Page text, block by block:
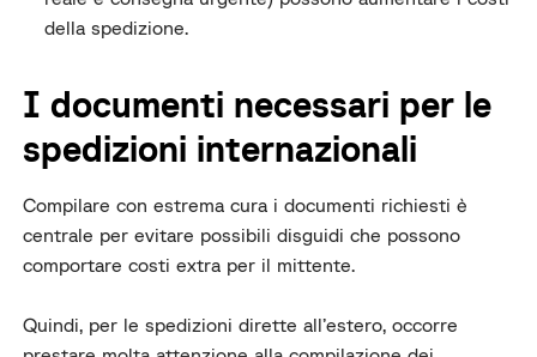
della spedizione.
I documenti necessari per le
spedizioni internazionali
Compilare con estrema cura i documenti richiesti è
centrale per evitare possibili disguidi che possono
comportare costi extra per il mittente.
Quindi, per le spedizioni dirette all’estero, occorre